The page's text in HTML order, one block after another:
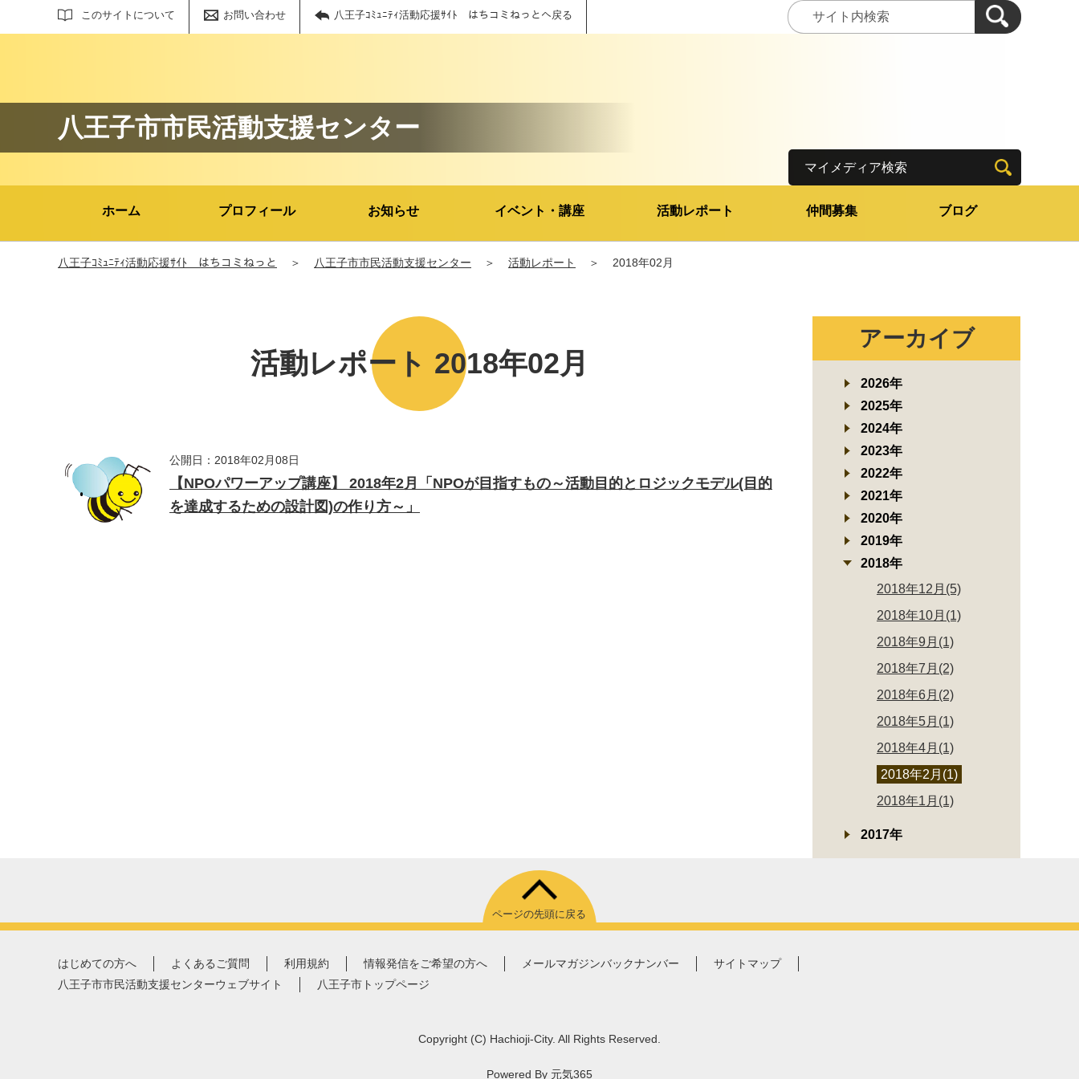
このサイトについて お問い合わせ 八王子ｺﾐｭﾆﾃｨ活動応援ｻｲﾄ はちコミねっとへ戻る
サイト内検索
八王子市市民活動支援センター
ホーム プロフィール お知らせ イベント・講座 活動レポート 仲間募集 ブログ
マイメディア検索
八王子ｺﾐｭﾆﾃｨ活動応援ｻｲﾄ はちコミねっと ＞ 八王子市市民活動支援センター ＞ 活動レポート ＞ 2018年02月
活動レポート 2018年02月
公開日：2018年02月08日
【NPOパワーアップ講座】 2018年2月「NPOが目指すもの～活動目的とロジックモデル(目的
を達成するための設計図)の作り方～」
アーカイブ
2026年
2025年
2024年
2023年
2022年
2021年
2020年
2019年
2018年
2018年12月(5)
2018年10月(1)
2018年9月(1)
2018年7月(2)
2018年6月(2)
2018年5月(1)
2018年4月(1)
2018年2月(1)
2018年1月(1)
2017年
ページの先頭に戻る
はじめての方へ よくあるご質問 利用規約 情報発信をご希望の方へ メールマガジンバックナンバー
サイトマップ
八王子市市民活動支援センターウェブサイト
八王子市トップページ
Copyright (C) Hachioji-City. All Rights Reserved.
Powered By 元気365